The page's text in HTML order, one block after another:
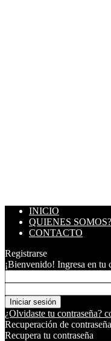
INICIO
QUIENES SOMOS?
CONTACTO
Registrarse
¡Bienvenido! Ingresa en tu
¿Olvidaste tu contraseña?
Recuperación de contraseña
Recupera tu contraseña